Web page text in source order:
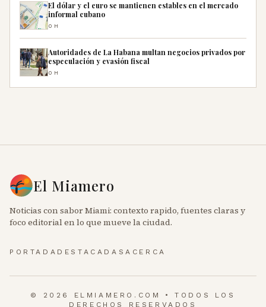
El dólar y el euro se mantienen estables en el mercado
informal cubano
0H
Autoridades de La Habana multan negocios privados por
especulación y evasión fiscal
0H
El Miamero
Noticias con sabor Miami: contexto rapido, fuentes claras y
foco editorial en lo que mueve la ciudad.
PORTADA DESTACADASACERCA
© 2026 ELMIAMERO.COM • TODOS LOS
DERECHOS RESERVADOS